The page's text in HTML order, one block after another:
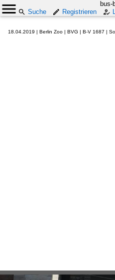
bus-
Suche
Registrieren
18.04.2019 | Berlin Zoo | BVG | B-V 1687 |